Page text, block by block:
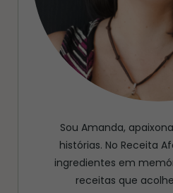
Sou Amanda,
histórias. No Receita
ingredientes em
receitas que